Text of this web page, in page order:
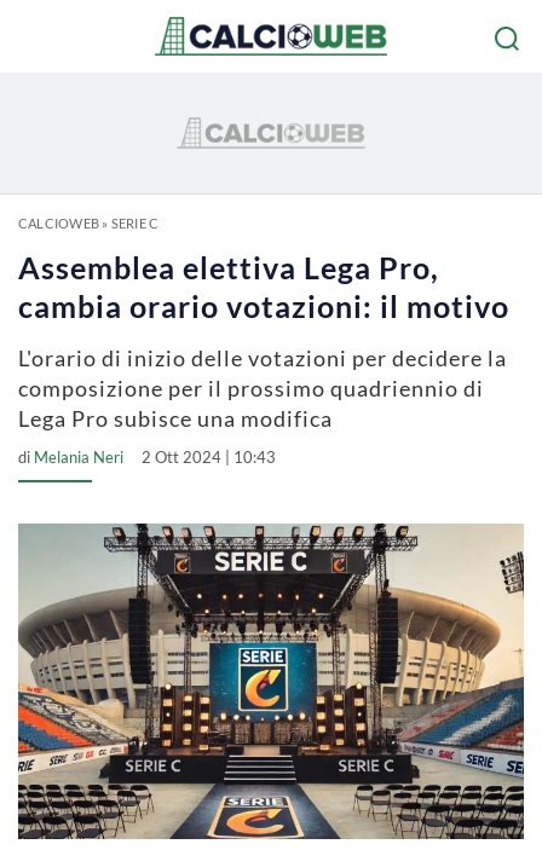
CALCIOWEB» SERIE C
Assemblea elettiva Lega Pro,
cambia orario votazioni: il motivo
L'orario di inizio delle votazioni per decidere la
composizione per il prossimo quadriennio di
Lega Pro subisce una modifica
di Melania Neri 2 Ott 2024 | 10:43